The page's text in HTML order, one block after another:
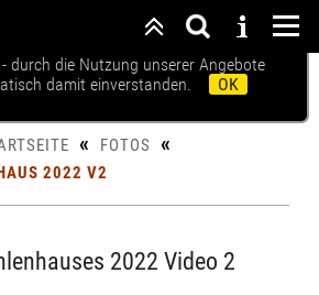
Abbenrode
« FOTOS «
2022 V2
2022 Video 2
durch die Nutzung unserer Angebote
damit einverstanden.
OK